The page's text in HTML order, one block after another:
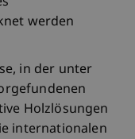
werden
in der unter
Holzlösungen
internationalen